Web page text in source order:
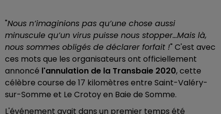
"Nous n’imaginions pas qu’une chose aussi
minuscule qu’un virus puisse nous stopper…Mais là,
nous sommes obligés de déclarer forfait !" C'est avec
ces mots que les organisateurs ont officiellement
annoncé l'annulation de la Transbaie 2020, cette
célèbre course de 17 kilomètres entre Saint-Valéry-
sur-Somme et Le Crotoy en Baie de Somme.
L'événement avait dans un premier temps été